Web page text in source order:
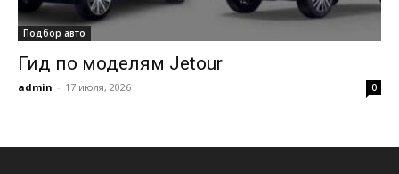
Подбор авто
Гид по моделям Jetour
admin - 17 июля, 2026 0